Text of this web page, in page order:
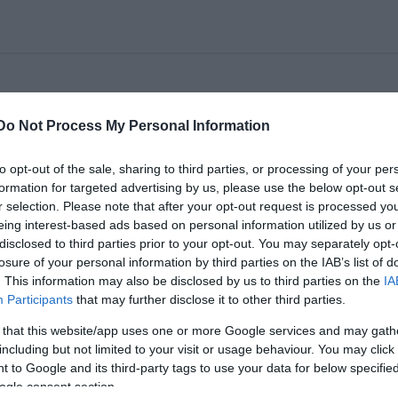
Not Process My Personal Information
opt-out of the sale, sharing to third parties, or processing of your
for targeted advertising by us, please use the below opt-out
selection. Please note that after your opt-out request is processed
interest-based ads based on personal information utilized by us
to third parties prior to your opt-out. You may separately
of your personal information by third parties on the IAB’s list of
This information may also be disclosed by us to third parties on the
Participants that may further disclose it to other third parties.
that this website/app uses one or more Google services and may
but not limited to your visit or usage behaviour. You may
to Google and its third-party tags to use your data for below
consent section.
és a Radnóti Miklós Színház közös, KÖR
színházi vetélkedőjének döntőjét szombaton
színház a KÖR-t. A vetélkedőre 60
csaknem 100 csapat jelentkezett, akik eddig
Örkény Színház az MTI-vel.
színházzal kapcsolatos kérdésekre válaszoltak
hét legjobb csapat most az Örkény Színház
tárgyi tudásuk mellett ügyességüket és